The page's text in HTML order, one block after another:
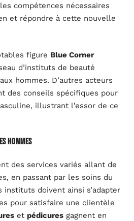
compétences nécessaires
et répondre à cette nouvelle
figure Blue Corner
d’instituts de beauté
hommes. D’autres acteurs
des conseils spécifiques pour
illustrant l’essor de ce
hommes
des services variés allant de
en passant par les soins du
instituts doivent ainsi s’adapter
pour satisfaire une clientèle
et pédicures gagnent en